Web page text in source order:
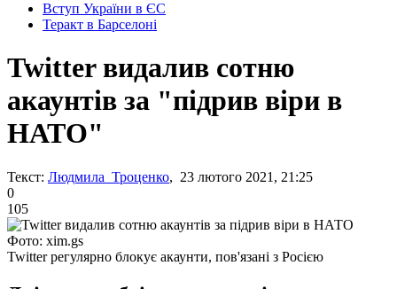
Вступ України в ЄС
Теракт в Барселоні
Twitter видалив сотню
акаунтів за "підрив віри в
НАТО"
Текст: Людмила Троценко, 23 лютого 2021, 21:25
0
105
Фото: xim.gs
Twitter регулярно блокує акаунти, пов'язані з Росією